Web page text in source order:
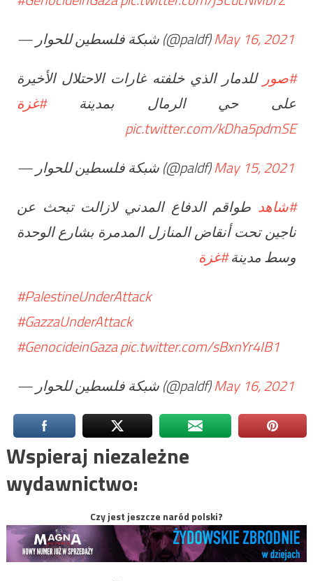
— شبكة فلسطين للحوار (@paldf)May 16, 2021
#صور للدمار الذي خلفته غارات الاحتلال الأخيرة
على حي الرمال بمدينة#غزة
pic.twitter.com/kDha5pdmSE
— شبكة فلسطين للحوار (@paldf)May 15, 2021
#شاهد طواقم الدفاع المدني لازالت تبحث عن
ناجين تحت أنقاض المنازل المدمرة بشارع الوحدة
وسط مدينة#غزة
#PalestineUnderAttack
#GazzaUnderAttack
#GenocideinGaza⁩pic.twitter.com/sBxnYr4IB1
— شبكة فلسطين للحوار (@paldf)May 16, 2021
Wspieraj niezależne
wydawnictwo:
Czy jest jeszcze naród polski?